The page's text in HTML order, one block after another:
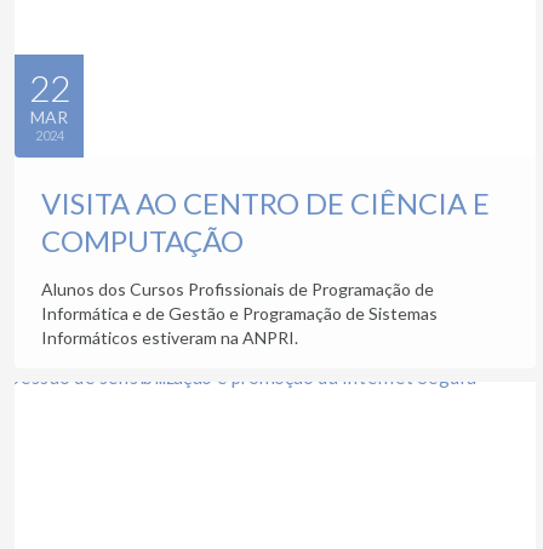
22
MAR
2024
VISITA AO CENTRO DE CIÊNCIA E
COMPUTAÇÃO
Alunos dos Cursos Profissionais de Programação de
Informática e de Gestão e Programação de Sistemas
Informáticos estiveram na ANPRI.